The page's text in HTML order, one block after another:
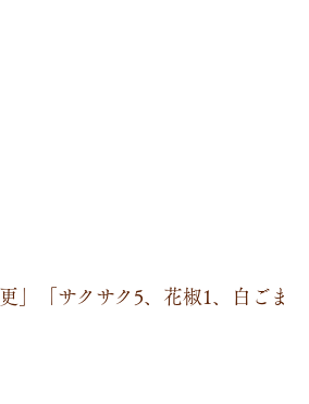
」「サクサク5、花椒1、白ごま